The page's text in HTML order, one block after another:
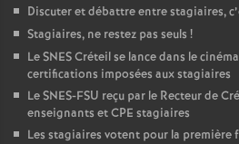
Discuter et débattre entre stagiaires,
Stagiaires, ne restez pas seuls !
LeSNESCréteil se lance dans le
certifications imposées aux stagiaires
LeSNES-FSU reçu par le Recteur de
enseignants etCPE stagiaires
Les stagiaires votent pour la première